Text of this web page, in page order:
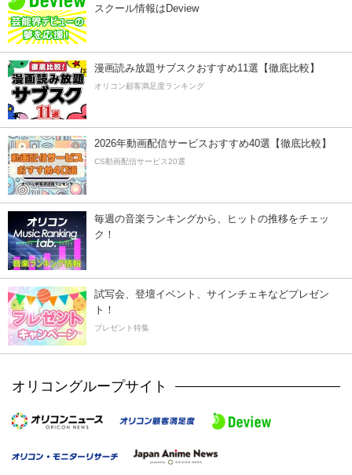
スクール情報はDeview
漫画読み放題サブスクおすすめ11選【徹底比較】
オリコン顧客満足度ランキング
2026年動画配信サービスおすすめ40選【徹底比較】
CS動画配信サービス20選
毎週の音楽ランキングから、ヒットの推移をチェッ
ク！
試写会、登壇イベント、サインチェキなどプレゼン
ト！
プレゼント特集
オリコングループサイト